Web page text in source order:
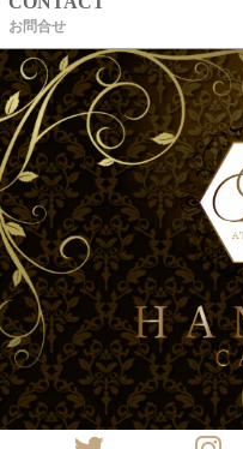
お問合せ